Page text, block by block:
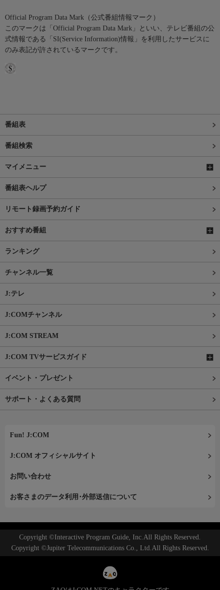
Official Program Data Mark（公式番組情報マーク）
このマークは「Official Program Data Mark」といい、テレビ番組の公
式情報である「SI(Service Information)情報」を利用したサービスに
のみ表記が許されているマークです。
番組表
番組検索
マイメニュー
番組表ヘルプ
リモート録画予約ガイド
おすすめ番組
ランキング
チャンネル一覧
J:テレ
J:COMチャンネル
J:COM STREAM
J:COM TVサービスガイド
イベント・プレゼント
サポート・よくある質問
Fun! J:COM
J:COM オフィシャルサイト
お問い合わせ
お客さまのデータ利用･外部送信について
Copyright ©Interactive Program Guide, Inc.All Rights Reserved.
Copyright ©Jupiter Telecommunications Co., Ltd.All Rights Reserved.